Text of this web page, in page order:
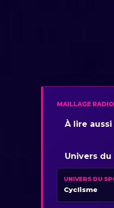
MAILLAGE
À lire
Univers
UNIVERS DU
Cyclisme